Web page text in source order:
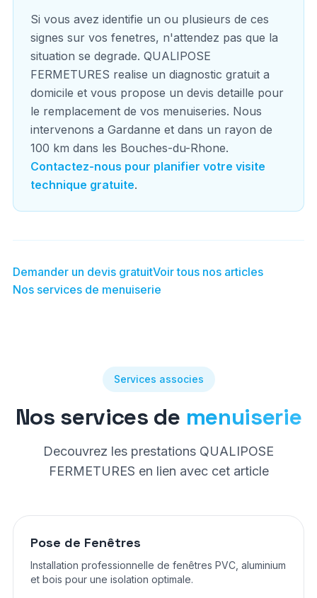
Si vous avez identifie un ou plusieurs de ces
signes sur vos fenetres, n'attendez pas que la
situation se degrade. QUALIPOSE
FERMETURES realise un diagnostic gratuit a
domicile et vous propose un devis detaille pour
le remplacement de vos menuiseries. Nous
intervenons a Gardanne et dans un rayon de
100 km dans les Bouches-du-Rhone.
Contactez-nous pour planifier votre visite
technique gratuite.
Demander un devis gratuitVoir tous nos articles
Nos services de menuiserie
Services associes
Nos services de menuiserie
Decouvrez les prestations QUALIPOSE
FERMETURES en lien avec cet article
Pose de Fenêtres
Installation professionnelle de fenêtres PVC, aluminium
et bois pour une isolation optimale.